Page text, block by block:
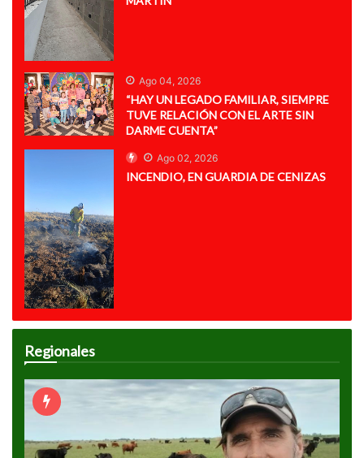
Ago 04, 2026
“HAY UN LEGADO FAMILIAR, SIEMPRE
TUVE RELACIÓN CON EL ARTE SIN
DARME CUENTA”
Ago 02, 2026
INCENDIO, EN GUARDIA DE CENIZAS
Regionales